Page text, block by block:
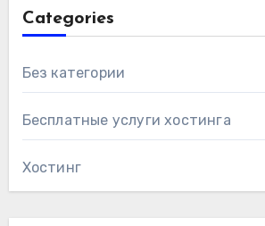
Categories
Без категории
Бесплатные услуги хостинга
Хостинг